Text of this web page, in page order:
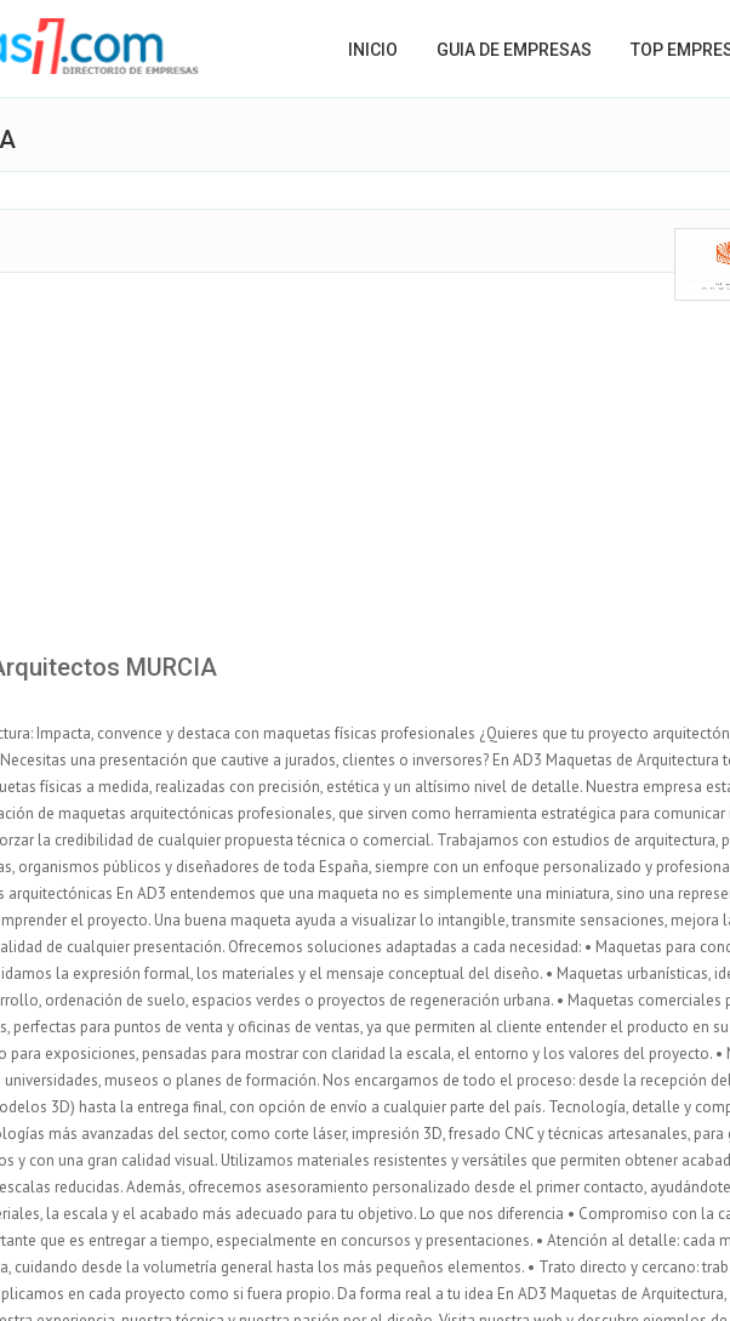
INICIO GUIA DE EMPRESAS TOP
MURCIA
Impacta, convence y destaca con maquetas físicas profesionales ¿Quieres que tu proyecto
una presentación que cautive a jurados, clientes o inversores? En AD3 Maquetas de Arquitectura
físicas a medida, realizadas con precisión, estética y un altísimo nivel de detalle. Nuestra empresa
de maquetas arquitectónicas profesionales, que sirven como herramienta estratégica para comunicar
la credibilidad de cualquier propuesta técnica o comercial. Trabajamos con estudios de arquitectura,
organismos públicos y diseñadores de toda España, siempre con un enfoque personalizado y
arquitectónicas En AD3 entendemos que una maqueta no es simplemente una miniatura, sino una
el proyecto. Una buena maqueta ayuda a visualizar lo intangible, transmite sensaciones, mejora
de cualquier presentación. Ofrecemos soluciones adaptadas a cada necesidad: • Maquetas para
la expresión formal, los materiales y el mensaje conceptual del diseño. • Maquetas urbanísticas,
ordenación de suelo, espacios verdes o proyectos de regeneración urbana. • Maquetas comerciales
perfectas para puntos de venta y oficinas de ventas, ya que permiten al cliente entender el producto en
para exposiciones, pensadas para mostrar con claridad la escala, el entorno y los valores del proyecto. •
universidades, museos o planes de formación. Nos encargamos de todo el proceso: desde la recepción
3D) hasta la entrega final, con opción de envío a cualquier parte del país. Tecnología, detalle y
más avanzadas del sector, como corte láser, impresión 3D, fresado CNC y técnicas artesanales, para
y con una gran calidad visual. Utilizamos materiales resistentes y versátiles que permiten obtener
reducidas. Además, ofrecemos asesoramiento personalizado desde el primer contacto,
la escala y el acabado más adecuado para tu objetivo. Lo que nos diferencia • Compromiso con la
que es entregar a tiempo, especialmente en concursos y presentaciones. • Atención al detalle: cada
cuidando desde la volumetría general hasta los más pequeños elementos. • Trato directo y cercano:
en cada proyecto como si fuera propio. Da forma real a tu idea En AD3 Maquetas de